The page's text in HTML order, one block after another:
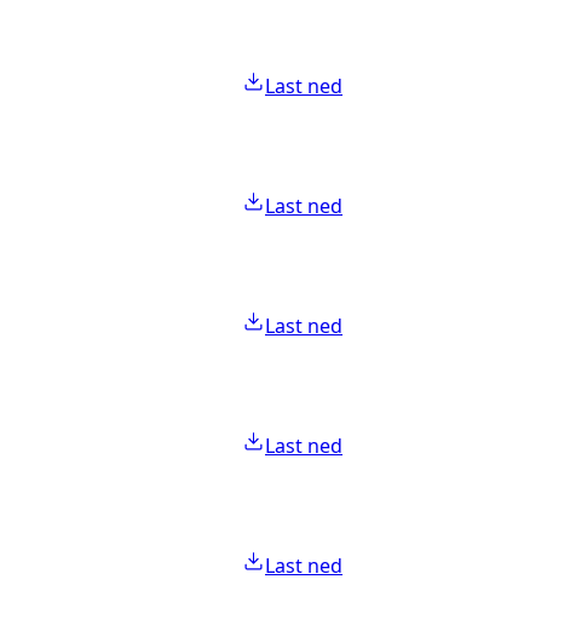
Last ned
Last ned
Last ned
Last ned
Last ned